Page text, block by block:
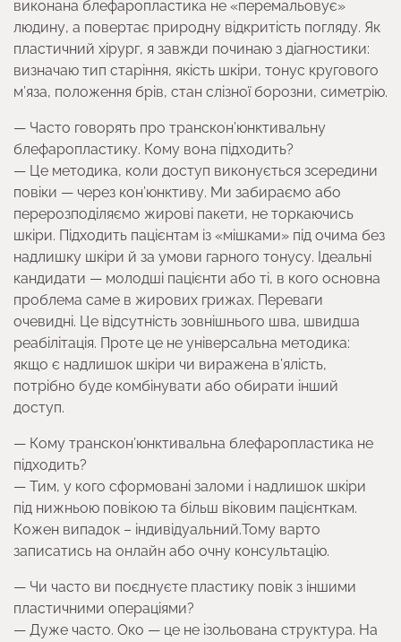
виконана блефаропластика не «перемальовує»
людину, а повертає природну відкритість погляду. Як
пластичний хірург, я завжди починаю з діагностики:
визначаю тип старіння, якість шкіри, тонус кругового
м’яза, положення брів, стан слізної борозни, симетрію.
— Часто говорять про транскон’юнктивальну
блефаропластику. Кому вона підходить?
— Це методика, коли доступ виконується зсередини
повіки — через кон’юнктиву. Ми забираємо або
перерозподіляємо жирові пакети, не торкаючись
шкіри. Підходить пацієнтам із «мішками» під очима без
надлишку шкіри й за умови гарного тонусу. Ідеальні
кандидати — молодші пацієнти або ті, в кого основна
проблема саме в жирових грижах. Переваги
очевидні. Це відсутність зовнішнього шва, швидша
реабілітація. Проте це не універсальна методика:
якщо є надлишок шкіри чи виражена в’ялість,
потрібно буде комбінувати або обирати інший
доступ.
— Кому транскон’юнктивальна блефаропластика не
підходить?
— Тим, у кого сформовані заломи і надлишок шкіри
під нижньою повікою та більш віковим пацієнткам.
Кожен випадок – індивідуальний.Тому варто
записатись на онлайн або очну консультацію.
— Чи часто ви поєднуєте пластику повік з іншими
пластичними операціями?
— Дуже часто. Око — це не ізольована структура. На